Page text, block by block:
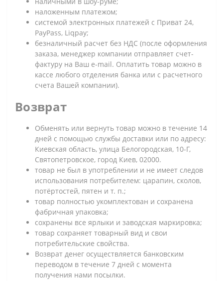
наложенным платежом;
системой электронных платежей с Приват 24,
PayPass, Liqpay;
безналичный расчет без НДС (после оформления
заказа, менеджер компании отправляет счет-
фактуру на Ваш e-mail. Оплатить товар можно в
кассе любого отделения банка или с расчетного
счета Вашей компании).
Возврат
Обменять или вернуть товар можно в течение 14
дней с помощью службы доставки или по адресу:
Киевская область, улица Белогородская, 10-Г,
Святопетровское, город Киев, 02000.
товар не был в употреблении и не имеет следов
использования потребителем: царапин, сколов,
потёртостей, пятен и т. п.;
товар полностью укомплектован и сохранена
фабричная упаковка;
сохранены все ярлыки и заводская маркировка;
товар сохраняет товарный вид и свои
потребительские свойства.
Возврат денег осуществляется банковским
переводом в течение 7 дней с момента
получения нами посылки.